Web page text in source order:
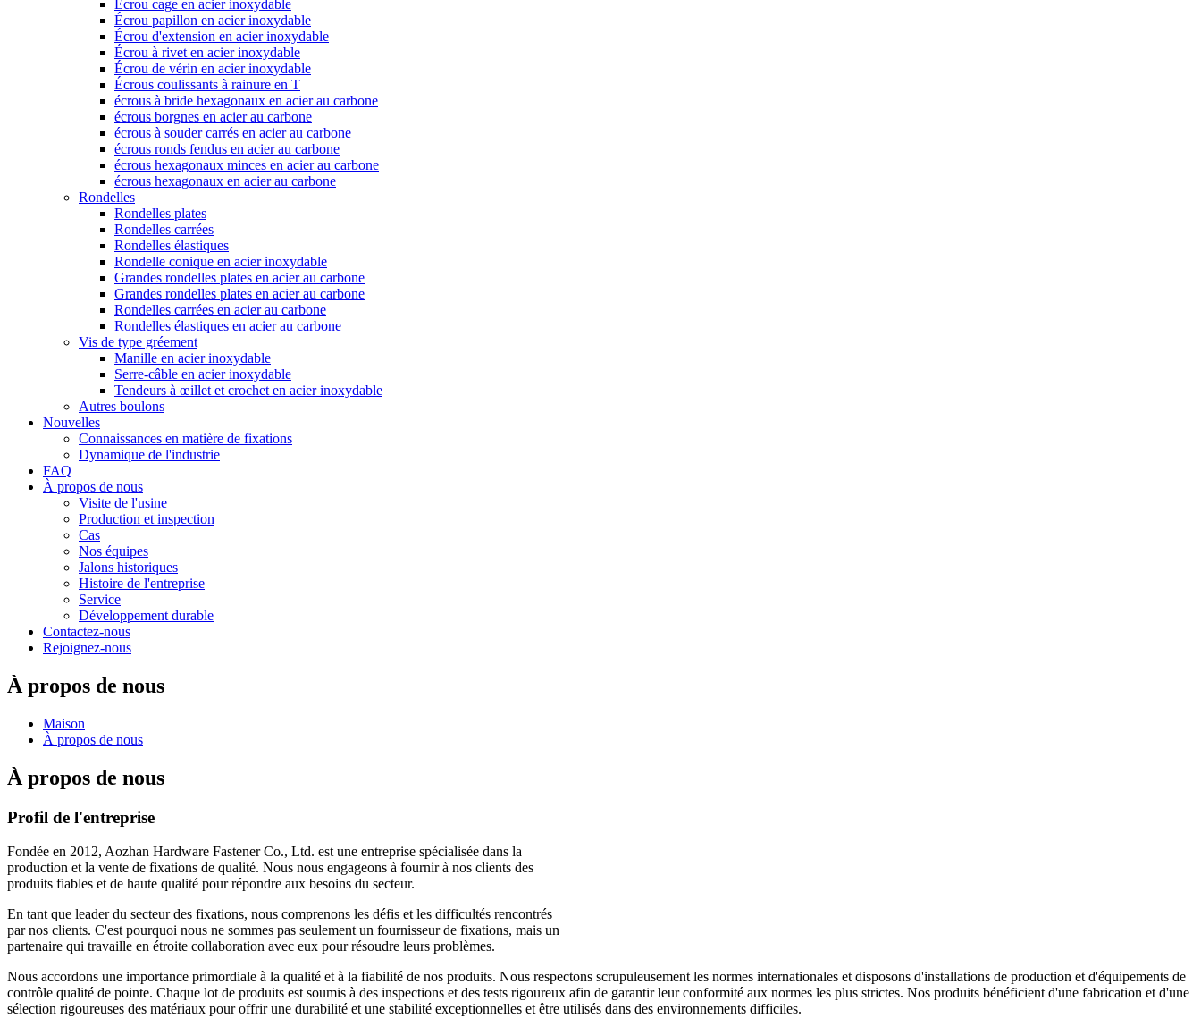
Écrou cage en acier inoxydable
Écrou papillon en acier inoxydable
Écrou d'extension en acier inoxydable
Écrou à rivet en acier inoxydable
Écrou de vérin en acier inoxydable
Écrous coulissants à rainure en T
écrous à bride hexagonaux en acier au carbone
écrous borgnes en acier au carbone
écrous à souder carrés en acier au carbone
écrous ronds fendus en acier au carbone
écrous hexagonaux minces en acier au carbone
écrous hexagonaux en acier au carbone
Rondelles
Rondelles plates
Rondelles carrées
Rondelles élastiques
Rondelle conique en acier inoxydable
Grandes rondelles plates en acier au carbone
Grandes rondelles plates en acier au carbone
Rondelles carrées en acier au carbone
Rondelles élastiques en acier au carbone
Vis de type gréement
Manille en acier inoxydable
Serre-câble en acier inoxydable
Tendeurs à œillet et crochet en acier inoxydable
Autres boulons
Nouvelles
Connaissances en matière de fixations
Dynamique de l'industrie
FAQ
À propos de nous
Visite de l'usine
Production et inspection
Cas
Nos équipes
Jalons historiques
Histoire de l'entreprise
Service
Développement durable
Contactez-nous
Rejoignez-nous
À propos de nous
Maison
À propos de nous
À propos de nous
Profil de l'entreprise
Fondée en 2012, Aozhan Hardware Fastener Co., Ltd. est une entreprise spécialisée dans la
production et la vente de fixations de qualité. Nous nous engageons à fournir à nos clients des
produits fiables et de haute qualité pour répondre aux besoins du secteur.
En tant que leader du secteur des fixations, nous comprenons les défis et les difficultés rencontrés
par nos clients. C'est pourquoi nous ne sommes pas seulement un fournisseur de fixations, mais un
partenaire qui travaille en étroite collaboration avec eux pour résoudre leurs problèmes.
Nous accordons une importance primordiale à la qualité et à la fiabilité de nos produits. Nous respectons scrupuleusement les normes internationales et disposons d'installations de production et d'équipements de
contrôle qualité de pointe. Chaque lot de produits est soumis à des inspections et des tests rigoureux afin de garantir leur conformité aux normes les plus strictes. Nos produits bénéficient d'une fabrication et d'une
sélection rigoureuses des matériaux pour offrir une durabilité et une stabilité exceptionnelles et être utilisés dans des environnements difficiles.